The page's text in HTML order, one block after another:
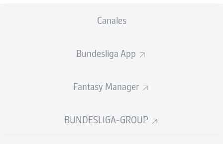
Canales
Bundesliga App
Fantasy Manager
BUNDESLIGA-GROUP
ESTADÍSTICAS